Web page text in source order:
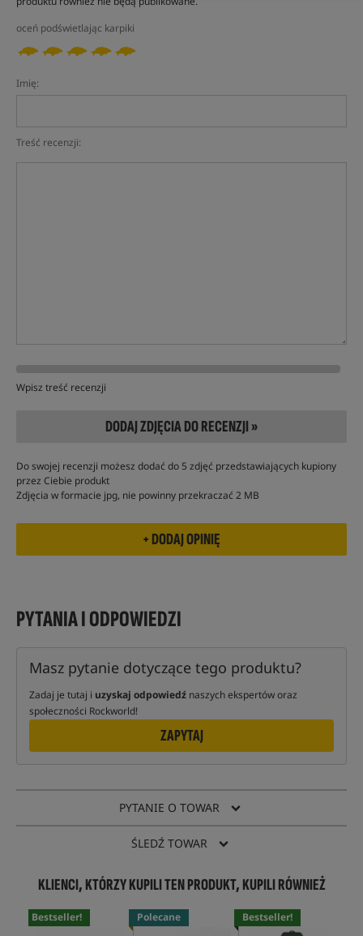
oceń podświetlając karpiki
Imię:
Treść recenzji:
Wpisz treść recenzji
DODAJ ZDJĘCIA DO RECENZJI »
Do swojej recenzji możesz dodać do 5 zdjęć przedstawiających kupiony
przez Ciebie produkt
Zdjęcia w formacie jpg, nie powinny przekraczać 2 MB
PYTANIA I ODPOWIEDZI
Masz pytanie dotyczące tego produktu?
Zadaj je tutaj i uzyskaj odpowiedź naszych ekspertów oraz
społeczności Rockworld!
ZAPYTAJ
PYTANIE O TOWAR
ŚLEDŹ TOWAR
KLIENCI, KTÓRZY KUPILI TEN PRODUKT, KUPILI RÓWNIEŻ
Bestseller! Polecane Bestseller!